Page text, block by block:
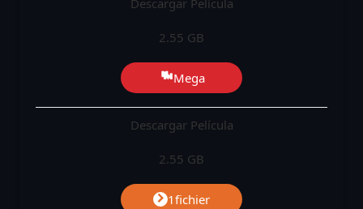
Descargar Película
2.55 GB
Mega
Descargar Película
2.55 GB
1fichier